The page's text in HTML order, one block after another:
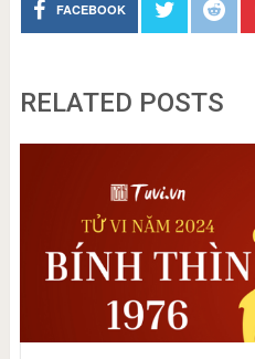
FACEBOOK
RELATED POSTS